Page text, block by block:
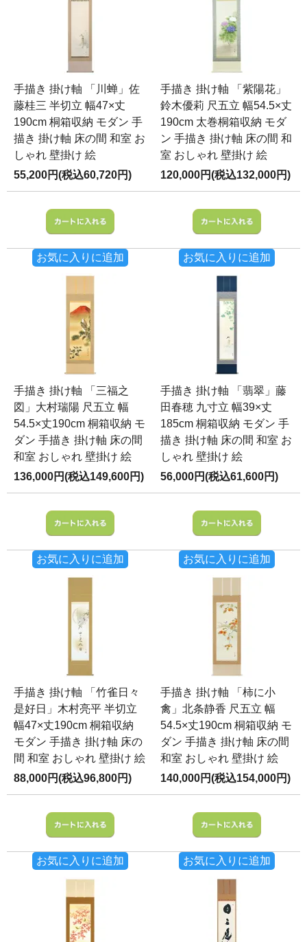
手描き 掛け軸 「川蝉」佐
藤桂三 半切立 幅47×丈
190cm 桐箱収納 モダン 手
描き 掛け軸 床の間 和室 お
しゃれ 壁掛け 絵
55,200円(税込60,720円)
お気に入りに追加
手描き 掛け軸 「紫陽花」
鈴木優莉 尺五立 幅54.5×丈
190cm 太巻桐箱収納 モダ
ン 手描き 掛け軸 床の間 和
室 おしゃれ 壁掛け 絵
120,000円(税込132,000円)
お気に入りに追加
手描き 掛け軸 「三福之
図」大村瑞陽 尺五立 幅
54.5×丈190cm 桐箱収納 モ
ダン 手描き 掛け軸 床の間
和室 おしゃれ 壁掛け 絵
136,000円(税込149,600円)
お気に入りに追加
手描き 掛け軸 「翡翠」藤
田春穂 九寸立 幅39×丈
185cm 桐箱収納 モダン 手
描き 掛け軸 床の間 和室 お
しゃれ 壁掛け 絵
56,000円(税込61,600円)
お気に入りに追加
手描き 掛け軸 「竹雀日々
是好日」木村亮平 半切立
幅47×丈190cm 桐箱収納
モダン 手描き 掛け軸 床の
間 和室 おしゃれ 壁掛け 絵
88,000円(税込96,800円)
お気に入りに追加
手描き 掛け軸 「柿に小
禽」北条静香 尺五立 幅
54.5×丈190cm 桐箱収納 モ
ダン 手描き 掛け軸 床の間
和室 おしゃれ 壁掛け 絵
140,000円(税込154,000円)
お気に入りに追加